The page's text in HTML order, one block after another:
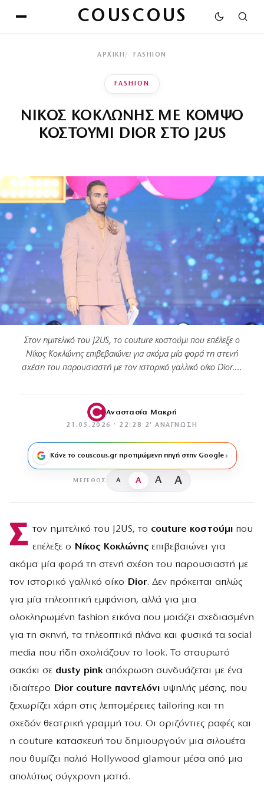
COUSCOUS
ΑΡΧΙΚΉ FASHION
FASHION
ΝΙΚΟΣ ΚΟΚΛΩΝΗΣ ΜΕ ΚΟΜΨΟ
ΚΟΣΤΟΥΜΙ DIOR ΣΤΟ J2US
Στον ημιτελικό του J2US, το couture κοστούμι που επέλεξε ο
Νίκος Κοκλώνης επιβεβαιώνει για ακόμα μία φορά τη στενή
σχέση του παρουσιαστή με τον ιστορικό γαλλικό οίκο Dior.…
Αναστασία Μακρή
21.05.2026 · 22:28 · 2′ ΑΝΆΓΝΩΣΗ
Κάνε το couscous.gr προτιμώμενη πηγή στην Google
ΜΈΓΕΘΟΣ A A A A
Σ τον ημιτελικό του J2US, το couture κοστούμιπου
επέλεξε ο Νίκος Κοκλώνηςεπιβεβαιώνει για
ακόμα μία φορά τη στενή σχέση του παρουσιαστή με
τον ιστορικό γαλλικό οίκο Dior. Δεν πρόκειται απλώς
για μία τηλεοπτική εμφάνιση, αλλά για μια
ολοκληρωμένη fashion εικόνα που μοιάζει σχεδιασμένη
για τη σκηνή, τα τηλεοπτικά πλάνα και φυσικά τα social
media που ήδη σχολιάζουν το look. Το σταυρωτό
σακάκι σε dusty pinkαπόχρωση συνδυάζεται με ένα
ιδιαίτερο Dior couture παντελόνι υψηλής μέσης, που
ξεχωρίζει χάρη στις λεπτομέρειες tailoring και τη
σχεδόν θεατρική γραμμή του. Οι οριζόντιες ραφές και
η couture κατασκευή του δημιουργούν μια σιλουέτα
που θυμίζει παλιό Hollywood glamour μέσα από μια
απολύτως σύγχρονη ματιά.